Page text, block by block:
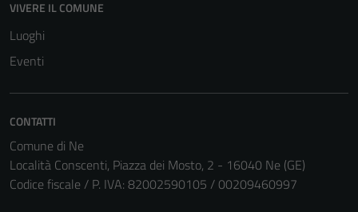
VIVERE IL COMUNE
Luoghi
Eventi
CONTATTI
Comune di Ne
Località Conscenti, Piazza dei Mosto, 2 - 16040 Ne (GE)
Codice fiscale / P. IVA: 82002590105 / 00209460997